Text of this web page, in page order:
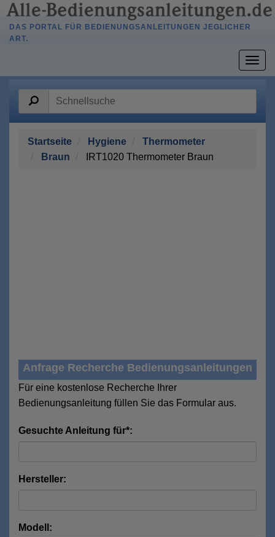
DAS PORTAL FÜR BEDIENUNGSANLEITUNGEN JEGLICHER
ART.
Startseite Hygiene
Thermometer
Braun
IRT1020 Thermometer Braun
Anfrage Recherche Bedienungsanleitungen
Für eine kostenlose Recherche Ihrer
Bedienungsanleitung füllen Sie das Formular aus.
Gesuchte Anleitung für*:
Hersteller:
Modell: